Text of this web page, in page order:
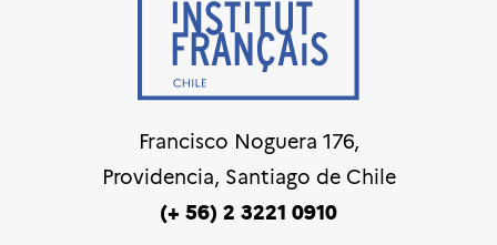
Francisco Noguera 176,
Providencia, Santiago de Chile
(+ 56) 2 3221 0910